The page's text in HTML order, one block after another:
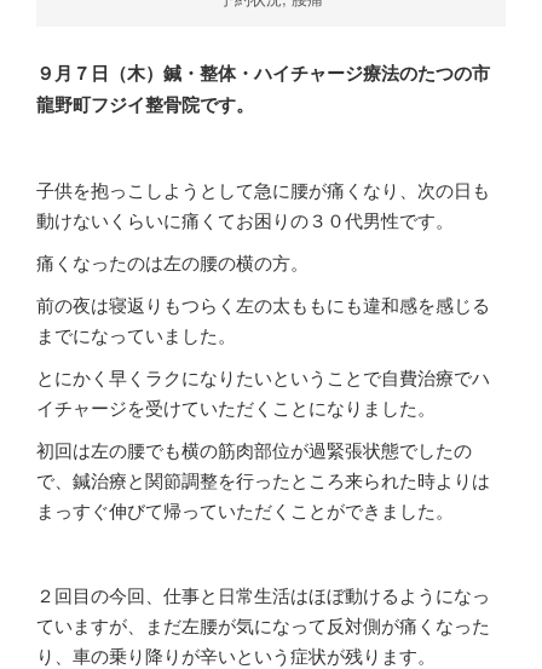
９月７ 日（木）鍼・整体・ハイチャージ療法のたつの市
龍野町フジイ整骨院です。
子供を抱っこしようとして急に腰が痛くなり、次の日も
動けないくらいに痛くてお困りの３０代男性です。
痛くなったのは左の腰の横の方。
前の夜は寝返りもつらく左の太ももにも違和感を感じる
までになっていました。
とにかく早くラクになりたいということで自費治療でハ
イチャージを受けていただくことになりました。
初回は左の腰でも横の筋肉部位が過緊張状態でしたの
で、鍼治療と関節調整を行ったところ来られた時よりは
まっすぐ伸びて帰っていただくことができました。
２回目の今回、仕事と日常生活はほぼ動けるようになっ
ていますが、まだ左腰が気になって反対側が痛くなった
り、車の乗り降りが辛いという症状が残ります。